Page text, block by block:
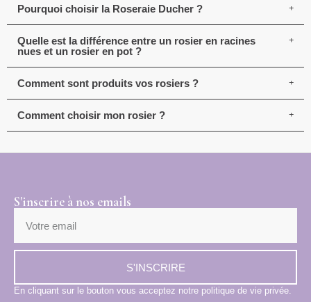
Pourquoi choisir la Roseraie Ducher ?
Quelle est la différence entre un rosier en racines
nues et un rosier en pot ?
Comment sont produits vos rosiers ?
Comment choisir mon rosier ?
S'inscrire à nos emails
S'INSCRIRE
En cliquant sur le bouton vous acceptez notre politique de vie privée.